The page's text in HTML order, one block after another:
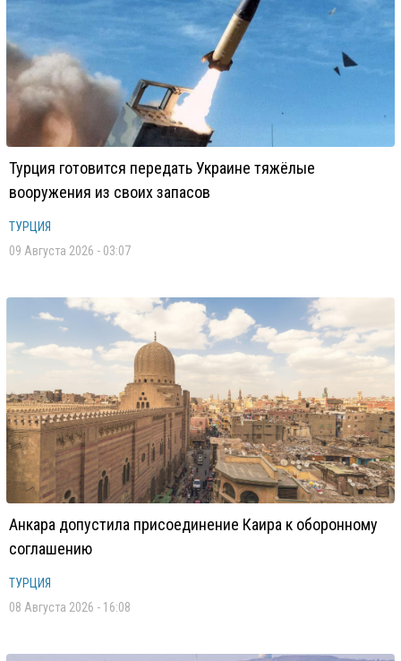
Турция готовится передать Украине тяжёлые
вооружения из своих запасов
ТУРЦИЯ
09 Августа 2026 - 03:07
Анкара допустила присоединение Каира к оборонному
соглашению
ТУРЦИЯ
08 Августа 2026 - 16:08